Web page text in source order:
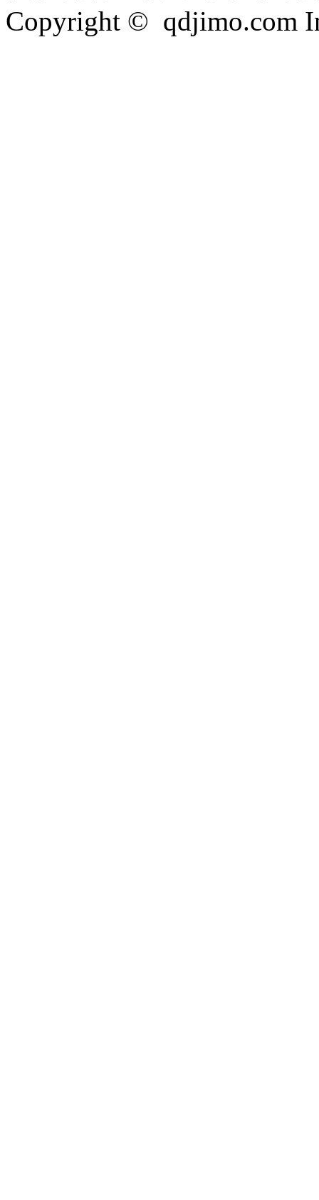
Copyright © qdjimo.com